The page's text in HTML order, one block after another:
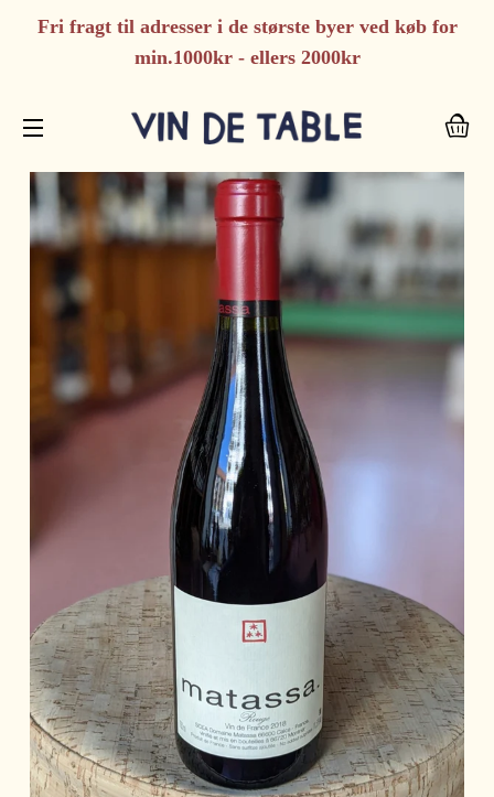
Fri fragt til adresser i de største byer ved køb for
min.1000kr - ellers 2000kr